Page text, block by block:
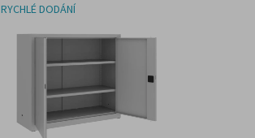
RYCHLÉ DODÁNÍ